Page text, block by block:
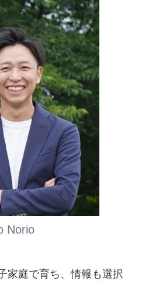
Norio
家庭で育ち、情報も選択